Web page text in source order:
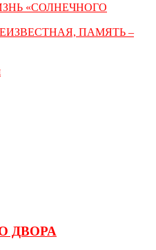
«СОЛНЕЧНОГО
ПАМЯТЬ –
ДВОРА